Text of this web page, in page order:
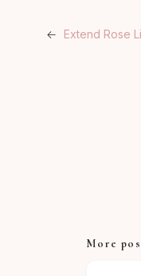
← Extend Rose
More